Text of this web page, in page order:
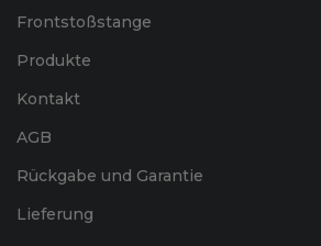
Frontstoßstange
Produkte
Kontakt
AGB
Rückgabe und Garantie
Lieferung